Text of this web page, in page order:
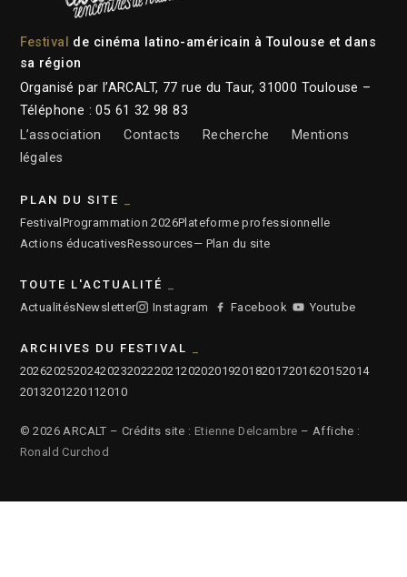
Festival
de cinéma latino-américain à Toulouse et dans
sa région
Organisé par l’ARCALT, 77 rue du Taur, 31000 Toulouse –
Téléphone : 05 61 32 98 83
L’association
Contacts Recherche
Mentions
légales
PLAN DU SITE
Festival Programmation 2026Plateforme professionnelle
Actions éducativesRessources— Plan du site
TOUTE L'ACTUALITÉ
ActualitésNewsletter Instagram Facebook Youtube
ARCHIVES DU FESTIVAL
2026202520242023202220212020201920182017201620152014
2013201220112010
© 2026 ARCALT – Crédits site : Etienne Delcambre – Affiche :
Ronald Curchod